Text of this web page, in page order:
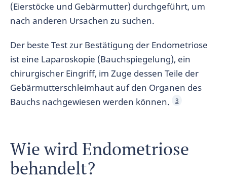
(Eierstöcke und Gebärmutter) durchgeführt, um
nach anderen Ursachen zu suchen.
Der beste Test zur Bestätigung der Endometriose
ist eine Laparoskopie (Bauchspiegelung), ein
chirurgischer Eingriff, im Zuge dessen Teile der
Gebärmutterschleimhaut auf den Organen des
Bauchs nachgewiesen werden können.
3
Wie wird Endometriose
behandelt?